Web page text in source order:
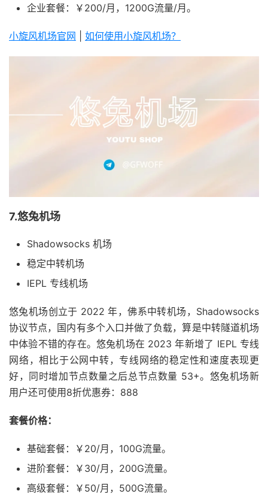
企业套餐：￥200/月，1200G流量/月。
小旋风机场官网 如何使用小旋风机场？
7.悠兔机场
Shadowsocks 机场
稳定中转机场
IEPL 专线机场
悠兔机场创立于 2022 年，佛系中转机场，Shadowsocks
协议节点，国内有多个入口并做了负载，算是中转隧道机场
中体验不错的存在。悠兔机场在 2023 年新增了 IEPL 专线
网络，相比于公网中转，专线网络的稳定性和速度表现更
好，同时增加节点数量之后总节点数量 53+。悠兔机场新
用户还可使用8折优惠券：888
套餐价格：
基础套餐：￥20/月，100G流量。
进阶套餐：￥30/月，200G流量。
高级套餐：￥50/月，500G流量。